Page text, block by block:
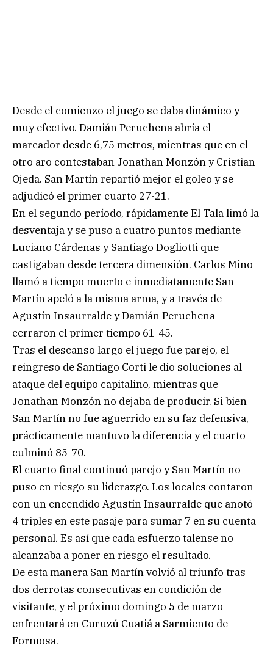
Desde el comienzo el juego se daba dinámico y
muy efectivo. Damián Peruchena abría el
marcador desde 6,75 metros, mientras que en el
otro aro contestaban Jonathan Monzón y Cristian
Ojeda. San Martín repartió mejor el goleo y se
adjudicó el primer cuarto 27-21.
En el segundo período, rápidamente El Tala limó la
desventaja y se puso a cuatro puntos mediante
Luciano Cárdenas y Santiago Dogliotti que
castigaban desde tercera dimensión. Carlos Miño
llamó a tiempo muerto e inmediatamente San
Martín apeló a la misma arma, y a través de
Agustín Insaurralde y Damián Peruchena
cerraron el primer tiempo 61-45.
Tras el descanso largo el juego fue parejo, el
reingreso de Santiago Corti le dio soluciones al
ataque del equipo capitalino, mientras que
Jonathan Monzón no dejaba de producir. Si bien
San Martín no fue aguerrido en su faz defensiva,
prácticamente mantuvo la diferencia y el cuarto
culminó 85-70.
El cuarto final continuó parejo y San Martín no
puso en riesgo su liderazgo. Los locales contaron
con un encendido Agustín Insaurralde que anotó
4 triples en este pasaje para sumar 7 en su cuenta
personal. Es así que cada esfuerzo talense no
alcanzaba a poner en riesgo el resultado.
De esta manera San Martín volvió al triunfo tras
dos derrotas consecutivas en condición de
visitante, y el próximo domingo 5 de marzo
enfrentará en Curuzú Cuatiá a Sarmiento de
Formosa.